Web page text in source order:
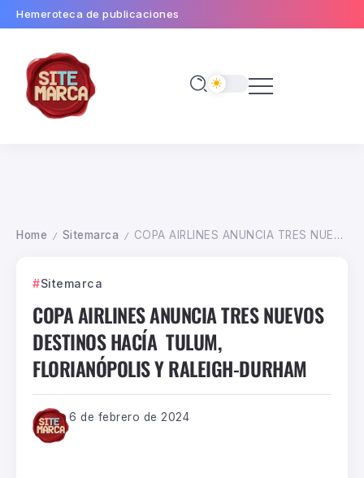
Hemeroteca de publicaciones
Home / Sitemarca / COPA AIRLINES ANUNCIA TRES NUEVOS DESTINOS HACÍA TULUM, FLORIANÓPOLIS Y RALEIGH-DURHAM
Sitemarca
COPA AIRLINES ANUNCIA TRES NUEVOS
DESTINOS HACÍA TULUM,
FLORIANÓPOLIS Y RALEIGH-DURHAM
6 de febrero de 2024